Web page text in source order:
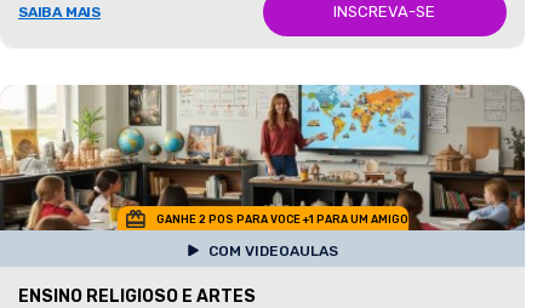
SAIBA MAIS INSCREVA-SE
GANHE 2 POS PARA VOCE +1 PARA UM AMIGO
COM VIDEOAULAS
ENSINO RELIGIOSO E ARTES